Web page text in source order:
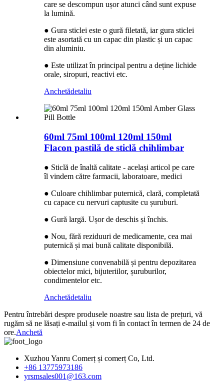
care se descompun ușor atunci când sunt expuse
la lumină.
● Gura sticlei este o gură filetată, iar gura sticlei
este asortată cu un capac din plastic și un capac
din aluminiu.
● Este utilizat în principal pentru a deține lichide
orale, siropuri, reactivi etc.
Anchetădetaliu
60ml 75ml 100ml 120ml 150ml
Flacon pastilă de sticlă chihlimbar
● Sticlă de înaltă calitate - același articol pe care
îl vindem către farmacii, laboratoare, medici
● Culoare chihlimbar puternică, clară, completată
cu capace cu nervuri captusite cu șuruburi.
● Gură largă. Ușor de deschis și închis.
● Nou, fără reziduuri de medicamente, cea mai
puternică și mai bună calitate disponibilă.
● Dimensiune convenabilă și pentru depozitarea
obiectelor mici, bijuteriilor, șuruburilor,
condimentelor etc.
Anchetădetaliu
Pentru întrebări despre produsele noastre sau lista de prețuri, vă
rugăm să ne lăsați e-mailul și vom fi în contact în termen de 24 de
ore.Anchetă
Xuzhou Yanru Comerț și comerț Co, Ltd.
+86 13775973186
yrsmsales001@163.com